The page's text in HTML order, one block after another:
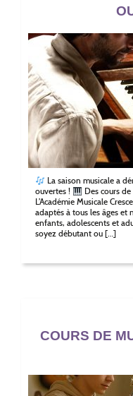
La saison musicale a
ouvertes !
Des cours
L’Académie Musicale
adaptés à tous les âges et
enfants, adolescents et
soyez débutant ou […]
COURS DE